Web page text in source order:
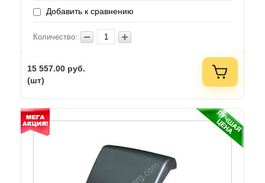
Добавить к сравнению
Количество:
15 557.00 руб.
(шт)